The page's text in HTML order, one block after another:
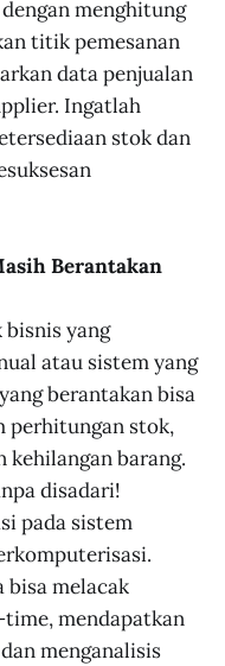
menghitung
titik pemesanan
data penjualan
Ingatlah
stok dan
Berantakan
yang
atau sistem yang
berantakan bisa
perhitungan stok,
kehilangan barang.
disadari!
pada sistem
bisa melacak
time, mendapatkan
menganalisis